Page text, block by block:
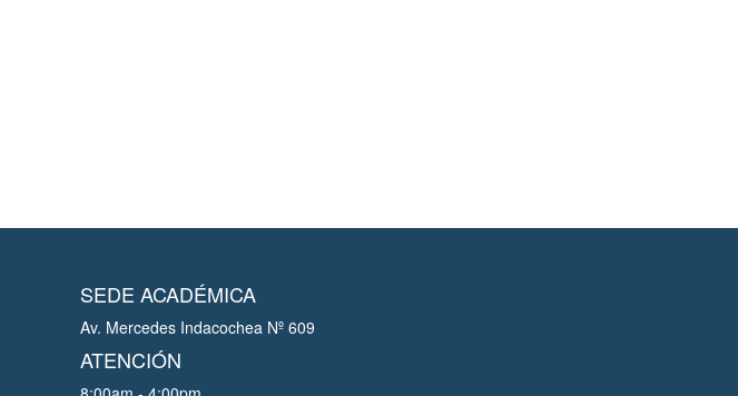
SEDE ACADÉMICA
Av. Mercedes Indacochea Nº 609
ATENCIÓN